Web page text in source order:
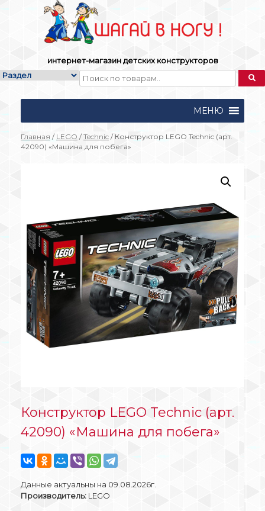
интернет-магазин детских конструкторов
МЕНЮ
Главная / LEGO /Technic / Конструктор LEGO Technic (арт.
42090) «Машина для побега»
Конструктор LEGO Technic (арт.
42090) «Машина для побега»
Данные актуальны на 09.08.2026г.
Производитель: LEGO